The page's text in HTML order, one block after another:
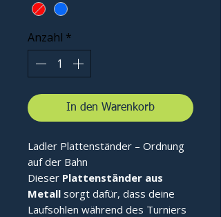
Anzahl *
In den Warenkorb
Ladler Plattenständer – Ordnung
auf der Bahn
Dieser Plattenständer aus
Metall sorgt dafür, dass deine
Laufsohlen während des Turniers